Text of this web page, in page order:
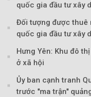
quốc gia đầu tư xây
Đối tượng được thuê
quốc gia đầu tư xây
Hưng Yên: Khu đô
ở xã hội
Ủy ban cạnh tranh
trước "ma trận"